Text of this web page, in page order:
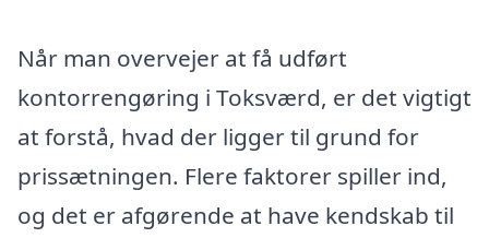
Når man overvejer at få udført
kontorrengøring i Toksværd, er det vigtigt
at forstå, hvad der ligger til grund for
prissætningen. Flere faktorer spiller ind,
og det er afgørende at have kendskab til